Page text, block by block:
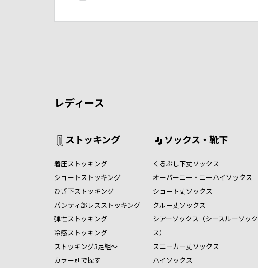
レディース
ストッキング
着圧ストッキング
ショートストッキング
ひざ下ストッキング
パンティ部レスストッキング
弾性ストッキング
冷感ストッキング
ストッキング3足組～
カラー別で探す
ソックス・靴下
くるぶし下丈ソックス
オーバーニー・ニーハイソックス
ショート丈ソックス
クルー丈ソックス
シアーソックス（シースルーソック
ス）
スニーカー丈ソックス
ハイソックス